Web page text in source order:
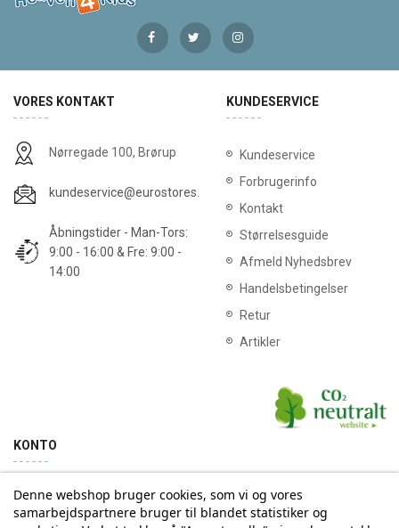
VORES KONTAKT
Nørregade 100, Brørup
kundeservice@eurostores.dk
Åbningstider - Man-Tors:
9:00 - 16:00 & Fre: 9:00 -
14:00
KUNDESERVICE
Kundeservice
Forbrugerinfo
Kontakt
Størrelsesguide
Afmeld Nyhedsbrev
Handelsbetingelser
Retur
Artikler
KONTO
Min konto Ordrehistorik
Denne webshop bruger cookies, som vi og vores
samarbejdspartnere bruger til blandet statistiker og